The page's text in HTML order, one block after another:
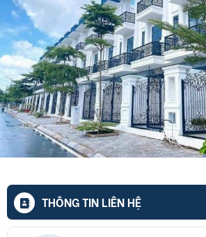
THÔNG TIN LIÊN HỆ